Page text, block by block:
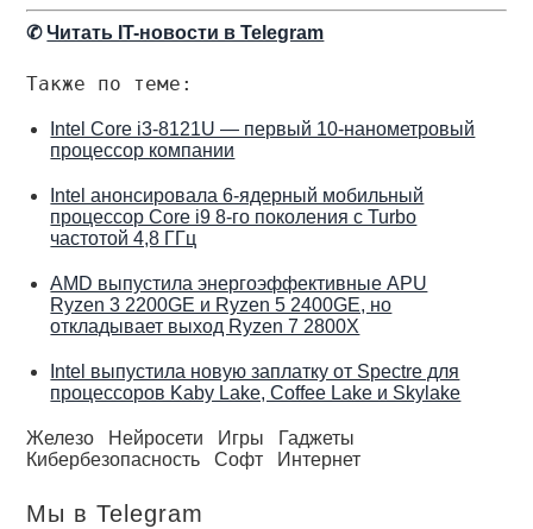
✆Читать IT-новости в Telegram
Также по теме:
Intel Core i3-8121U — первый 10-нанометровый
процессор компании
Intel анонсировала 6-ядерный мобильный
процессор Core i9 8-го поколения с Turbo
частотой 4,8 ГГц
AMD выпустила энергоэффективные APU
Ryzen 3 2200GE и Ryzen 5 2400GE, но
откладывает выход Ryzen 7 2800X
Intel выпустила новую заплатку от Spectre для
процессоров Kaby Lake, Coffee Lake и Skylake
Железо Нейросети Игры
Гаджеты
Кибербезопасность
Софт Интернет
Мы в Telegram